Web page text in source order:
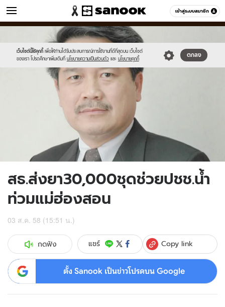
เข้าสู่ระบบสมาชิก
ข่าว หมวดอื่นๆ
เว็บไซต์นี้ใช้คุกกี้ เพื่อให้ท่านได้รับประสบการณ์การใช้งานที่ดีที่สุดบน เว็บไซต์
ของเรา โปรดศึกษาเพิ่มเติมที่ นโยบายความเป็นส่วนตัว และ นโยบายคุกกี้
ตกลง
//s.isanook.com/sr/0/images/logo-
sanook.png
//s.isanook.com/ns/0/ud/368/1841135/636383-
01.jpg
สธ.ส่งยา30,000ชุดช่วยปชช.น้ำ
ท่วมแม่ฮ่องสอน
03 ส.ค. 58 (15:51 น.)
กดฟัง แชร์ Copy link
ตั้ง Sanook เป็นข่าวโปรดบน Google